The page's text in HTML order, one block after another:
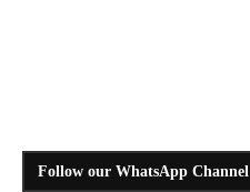
Follow our WhatsApp Channel